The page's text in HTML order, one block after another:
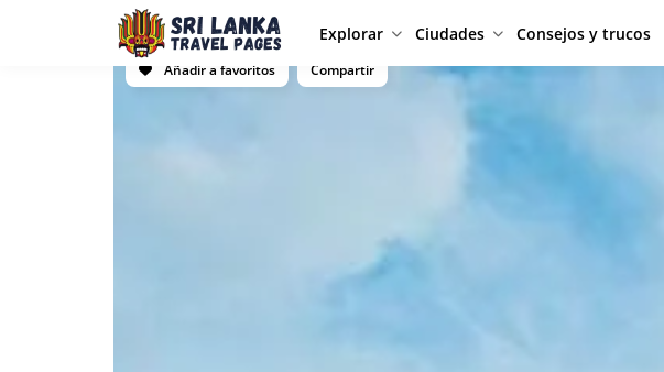
Explorar Ciudades Consejos y trucos
Añadir a favoritos
Compartir